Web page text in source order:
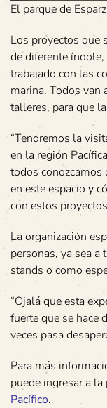
El parque de
Los proyectos que
de diferente
trabajado con las
marina. Todos van
talleres, para que
“Tendremos la
en la región
todos conozcamos
en este espacio y
con estos
La organización
personas, ya sea a
stands o como
“Ojalá que esta
fuerte que se hace
veces pasa
Para más
puede ingresar a
Pacífico.